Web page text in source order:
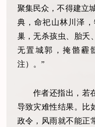
聚集民众，不得建立
典，命祀山林川泽
巢，无杀孩虫、胎夭
无置城郭，掩骼
注）。”
作者还指出，若
导致灾难性结果。比
政令，风雨就不能正